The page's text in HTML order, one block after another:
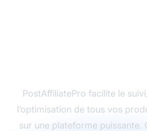
PostAffiliatePro facilite le
l’optimisation de tous vos
sur une plateforme puissante.